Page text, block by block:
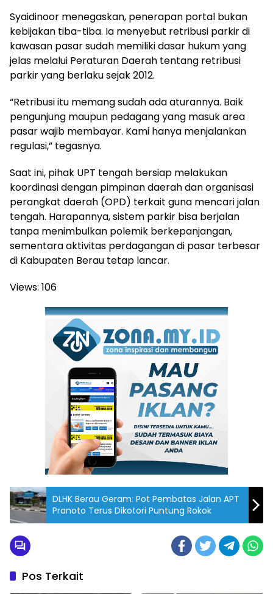
Syaidinoor menegaskan, penerapan portal bukan
kebijakan tiba-tiba. Ia menyebut retribusi parkir di
kawasan pasar sudah memiliki dasar hukum yang
jelas melalui Peraturan Daerah tentang retribusi
parkir yang berlaku sejak 2012.
“Retribusi itu memang sudah ada aturannya. Baik
pengunjung maupun pedagang yang masuk area
pasar wajib membayar. Kami hanya menjalankan
regulasi,” tegasnya.
Saat ini, pihak UPT tengah bersiap melakukan
koordinasi dengan pimpinan daerah dan organisasi
perangkat daerah (OPD) terkait guna mencari jalan
tengah. Harapannya, sistem parkir bisa berjalan
tanpa menimbulkan polemik berkepanjangan,
sementara aktivitas perdagangan di pasar terbesar
di Kabupaten Berau tetap lancar.
Views: 106
DLHK Berau Geram: Pot Pembatas Jalan APT
Pranoto Terus Dikotori Puntung Rokok
Pos Terkait